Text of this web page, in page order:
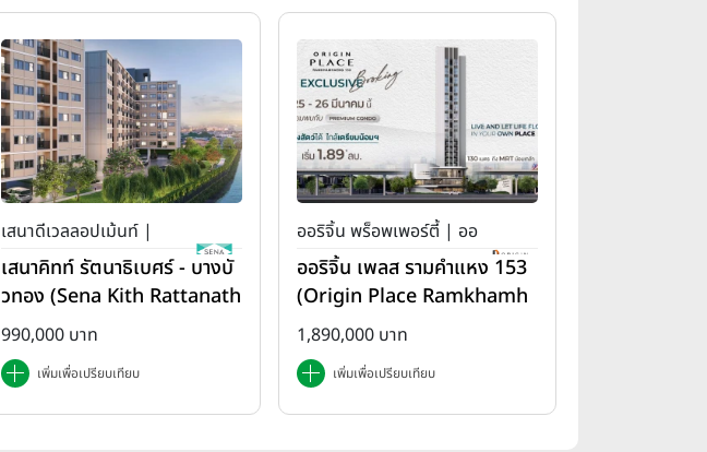
เสนาดีเวลลอปเม้นท์ |
เสนา คิทท์
เสนาคิทท์ รัตนาธิเบศร์ - บางบั
วทอง (Sena Kith Rattanath
ibet - Bangbuathong)
990,000 บาท
เพิ่มเพื่อเปรียบเทียบ
ออริจิ้น พร็อพเพอร์ตี้ | ออ
ริจิ้น เพลส
ออริจิ้น เพลส รามคำแหง 153
(Origin Place Ramkhamh
aeng 153)
1,890,000 บาท
เพิ่มเพื่อเปรียบเทียบ